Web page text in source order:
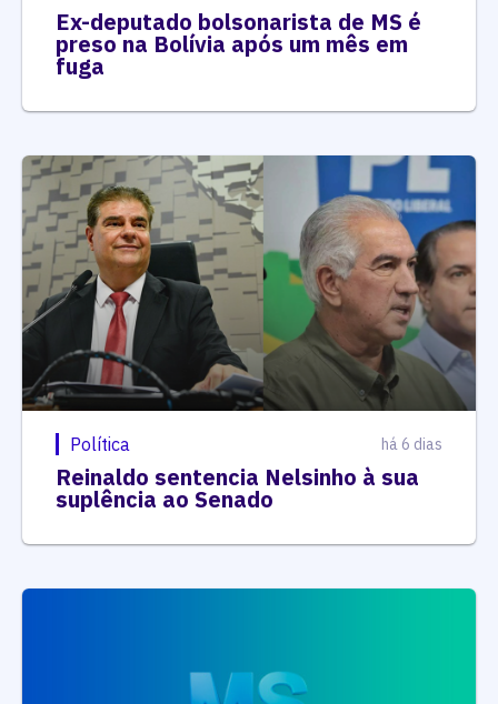
Ex-deputado bolsonarista de MS é
preso na Bolívia após um mês em
fuga
Política há 6 dias
Reinaldo sentencia Nelsinho à sua
suplência ao Senado